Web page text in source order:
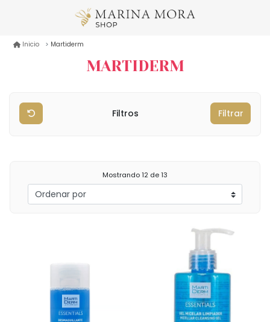
Inicio Martiderm
MARTIDERM
Filtros Filtrar
Mostrando12 de 13